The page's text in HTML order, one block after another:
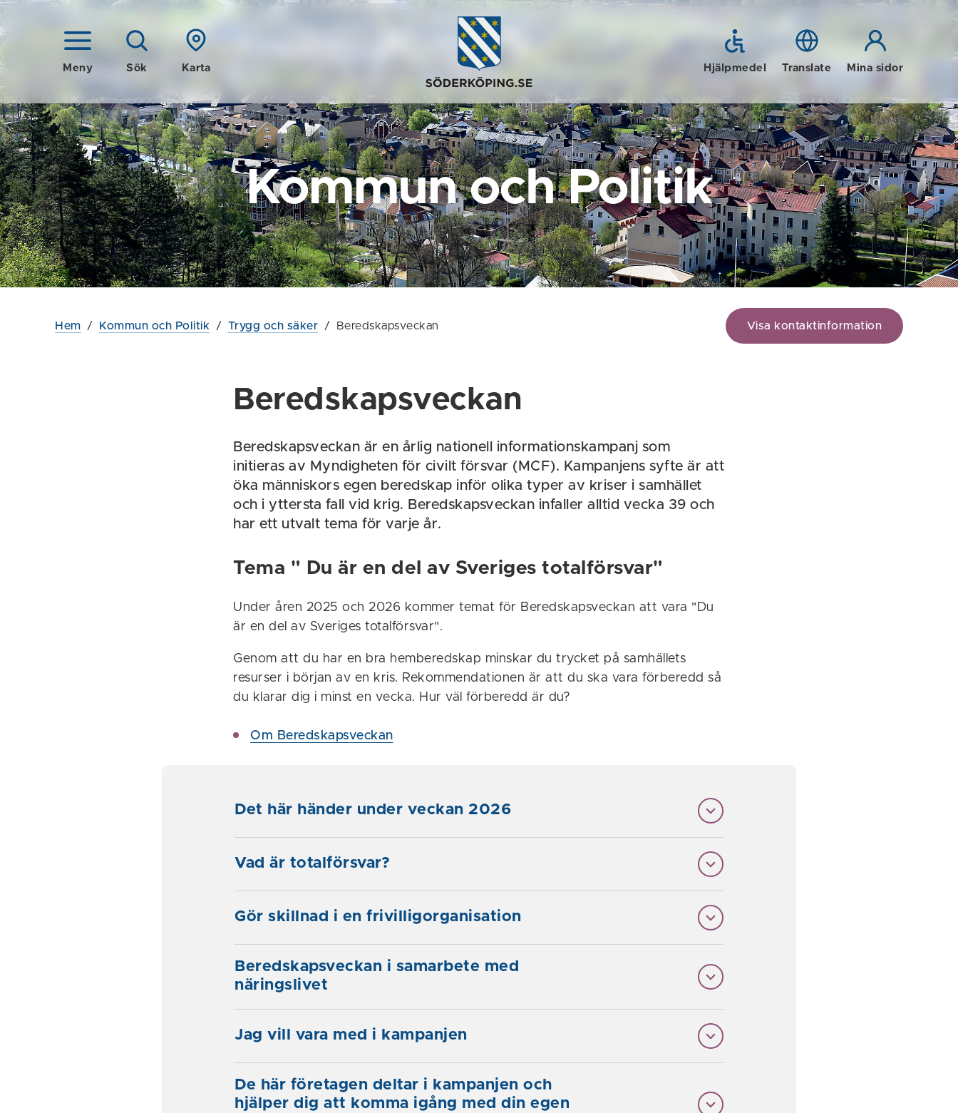
Meny Sök Karta Hjälpmedel Translate Mina sidor
Kommun och Politik
Hem / Kommun och Politik / Trygg och säker / Beredskapsveckan Visa kontaktinformation
Beredskapsveckan
Beredskapsveckan är en årlig nationell informationskampanj som
initieras av Myndigheten för civilt försvar (MCF). Kampanjens syfte är att
öka människors egen beredskap inför olika typer av kriser i samhället
och i yttersta fall vid krig. Beredskapsveckan infaller alltid vecka 39 och
har ett utvalt tema för varje år.
Tema " Du är en del av Sveriges totalförsvar"
Under åren 2025 och 2026 kommer temat för Beredskapsveckan att vara "Du
är en del av Sveriges totalförsvar".
Genom att du har en bra hemberedskap minskar du trycket på samhällets
resurser i början av en kris. Rekommendationen är att du ska vara förberedd så
du klarar dig i minst en vecka. Hur väl förberedd är du?
Om Beredskapsveckan
Det här händer under veckan 2026
Vad är totalförsvar?
Gör skillnad i en frivilligorganisation
Beredskapsveckan i samarbete med
näringslivet
Jag vill vara med i kampanjen
De här företagen deltar i kampanjen och
hjälper dig att komma igång med din egen